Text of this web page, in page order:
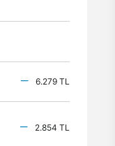
6.279 TL
2.854 TL